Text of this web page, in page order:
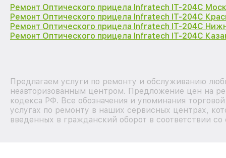
Ремонт Оптического прицела Infratech IT-204C
Ремонт Оптического прицела Infratech IT-204C
Ремонт Оптического прицела Infratech IT-204C
Ремонт Оптического прицела Infratech IT-204C
Предлагаем услуги по ремонту и обслуживанию
неавторизованным центром. Предложение цен на
кодекса РФ. Все обозначения и упоминания
услугах по ремонту в наших сервисных центрах,
введенных в гражданский оборот в соответствии